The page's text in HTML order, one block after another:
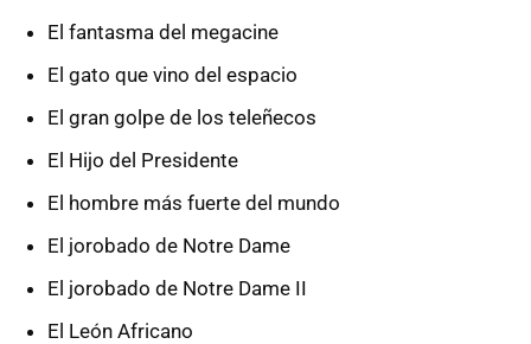
El fantasma del megacine
El gato que vino del espacio
El gran golpe de los teleñecos
El Hijo del Presidente
El hombre más fuerte del mundo
El jorobado de Notre Dame
El jorobado de Notre Dame II
El León Africano